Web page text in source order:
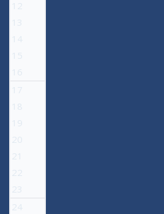
12
13
14
15
16
17
18
19
20
21
22
23
24